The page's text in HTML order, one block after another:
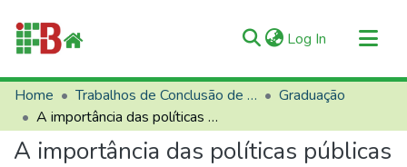
Log In (current)
Communities & Collections
All of RIIFB
Manuals and Terms
Home Trabalhos de Conclusão de Curso (TCCs)
Graduação
A importância das políticas públicas étnico-raciais na construção de uma educação transversal emancipatória: um estudo de caso no Instituto Federal de Brasília
A importância das políticas públicas